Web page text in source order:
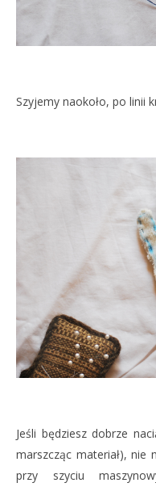
Szyjemy naokoło, po linii
Jeśli będziesz dobrze
marszcząc materiał), nie
przy szyciu